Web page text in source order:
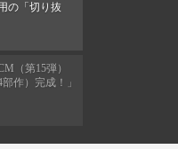
の「切り抜
（第15弾）
作）完成！」